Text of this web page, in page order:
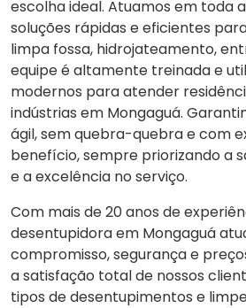
escolha ideal. Atuamos em toda
soluções rápidas e eficientes
limpa fossa, hidrojateamento,
equipe é altamente treinada e
modernos para atender
indústrias em Mongaguá.
ágil, sem quebra-quebra e com
benefício, sempre priorizando a
e a excelência no serviço.
Com mais de 20 anos de
desentupidora em Mongaguá
compromisso, segurança e
a satisfação total de nossos
tipos de desentupimentos e